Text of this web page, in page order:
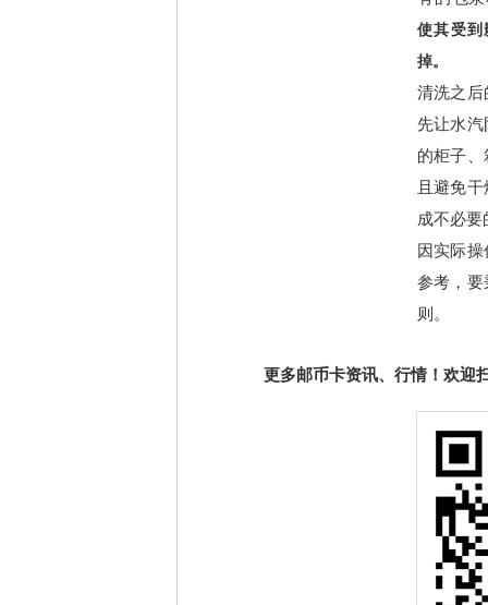
使其受到
掉。
清洗之
先让水
的柜子
且避免
成不必要
因实际
参考，
则。
更多邮币卡资讯、行情！欢迎